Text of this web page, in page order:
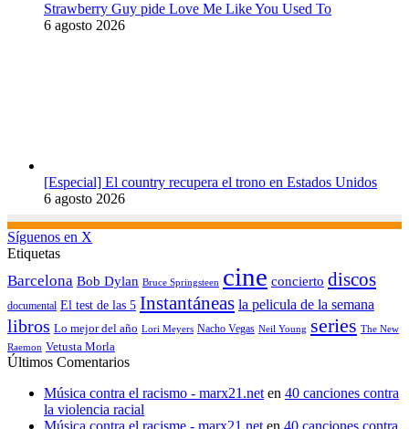
Strawberry Guy pide Love Me Like You Used To
6 agosto 2026
[Especial] El country recupera el trono en Estados Unidos
6 agosto 2026
Síguenos en X
Etiquetas
Barcelona Bob Dylan Bruce Springsteen cine concierto discos
documental El test de las 5 Instantáneas la pelicula de la semana
libros Lo mejor del año Lori Meyers Nacho Vegas Neil Young series The New
Raemon Vetusta Morla
Últimos Comentarios
Música contra el racismo - marx21.net en 40 canciones contra
la violencia racial